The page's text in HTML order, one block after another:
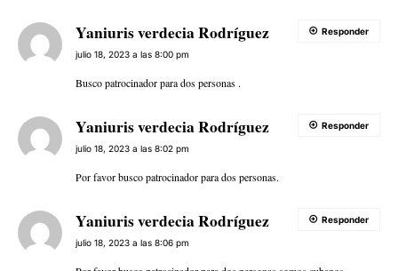
Yaniuris verdecia Rodríguez
julio 18, 2023 a las 8:00 pm
Busco patrocinador para dos personas .
Responder
Yaniuris verdecia Rodríguez
julio 18, 2023 a las 8:02 pm
Por favor busco patrocinador para dos personas.
Responder
Yaniuris verdecia Rodríguez
julio 18, 2023 a las 8:06 pm
Responder